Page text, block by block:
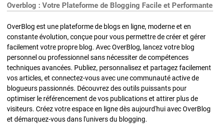
Overblog : Votre Plateforme de Blogging Facile et Performante
OverBlog est une plateforme de blogs en ligne, moderne et en
constante évolution, conçue pour vous permettre de créer et gérer
facilement votre propre blog. Avec OverBlog, lancez votre blog
personnel ou professionnel sans nécessiter de compétences
techniques avancées. Publiez, personnalisez et partagez facilement
vos articles, et connectez-vous avec une communauté active de
blogueurs passionnés. Découvrez des outils puissants pour
optimiser le référencement de vos publications et attirer plus de
visiteurs. Créez votre espace en ligne dès aujourd'hui avec OverBlog
et démarquez-vous dans l'univers du blogging.